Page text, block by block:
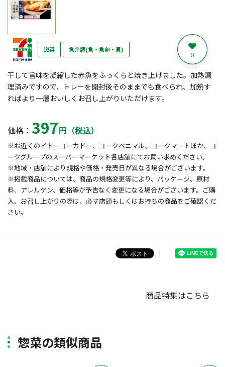
惣菜 魚介類(魚・魚卵・貝) 0
干して旨味を凝縮した赤魚をふっくらと焼き上げました。加熱調
理済みですので、トレーを開封後そのままでも食べられ、加熱す
ればより一層おいしくお召し上がりいただけます。
価格： 397円（税込）
※お近くのイトーヨーカドー、ヨークベニマル、ヨークマートほか、ヨ
ークグループのスーパーマーケット各店舗にてお買い求めください。
※地域・店舗により規格や価格・発売日が異なる場合がございます。
※掲載商品については、商品の規格変更等により、パッケージ、原材
料、アレルゲン、価格等が予告なく変更になる場合がございます。ご購
入、お召し上がりの際は、必ず店頭もしくはお持ちの商品をご確認くだ
さい。
商品特集はこちら
惣菜の類似商品